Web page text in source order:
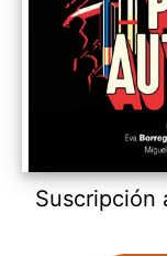
Suscripción